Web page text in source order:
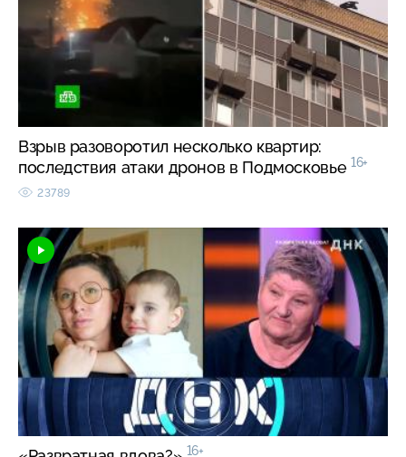
Взрыв разоворотил несколько квартир:
последствия атаки дронов в Подмосковье 16+
23789
16+